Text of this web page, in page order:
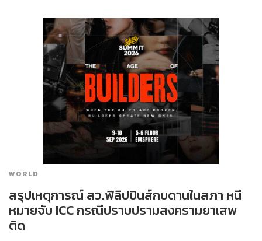
WORLD
สรุปเหตุการณ์ สว.ฟิลิปปินส์กบดานในสภา หนี
หมายจับ ICC กรณีปราบปรามสงครามยาเสพ
ติด